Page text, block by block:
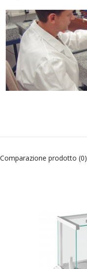
Comparazione prodotto (0)